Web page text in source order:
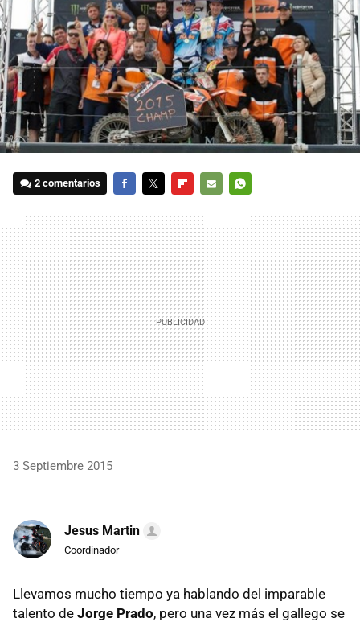
2 comentarios
MAIL
3 Septiembre 2015
Jesus Martin
Coordinador
Llevamos mucho tiempo ya hablando del imparable
talento de Jorge Prado, pero una vez más el gallego se